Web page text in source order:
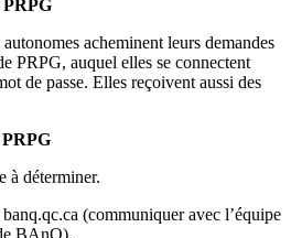
PRPG
acheminent leurs demandes
PRPG, auquel elles se connectent
de passe. Elles reçoivent aussi des
PRPG
à déterminer.
banq.qc.ca (communiquer avec l’équipe